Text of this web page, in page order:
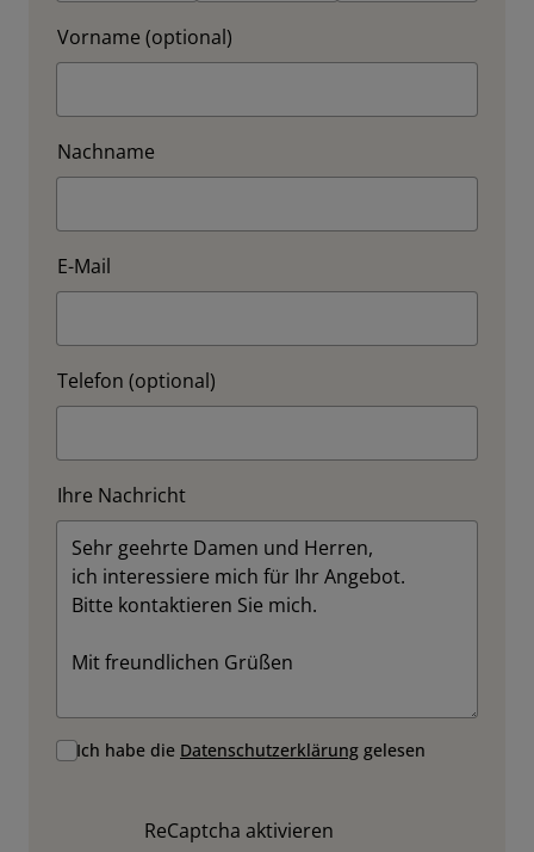
Vorname (optional)
Nachname
E-Mail
Telefon (optional)
Ihre Nachricht
Ich habe die Datenschutzerklärung gelesen
ReCaptcha aktivieren